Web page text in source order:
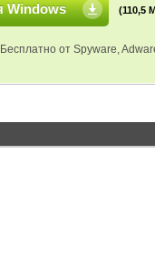
Windows (110,5
Бесплатно от Spyware,